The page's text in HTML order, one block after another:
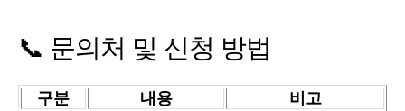
📞 문의처 및 신청 방법
구분 내용 비고